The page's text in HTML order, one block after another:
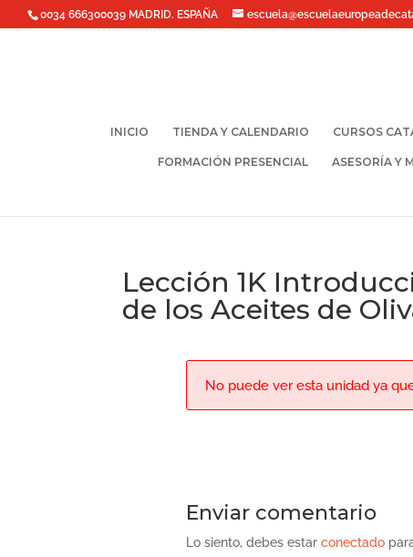
0034 666300039 MADRID. ESPAÑA
INICIO TIENDA Y CALENDARIO CURSOS
FORMACIÓN PRESENCIAL ASESORÍA Y
Lección 1K
de los Aceites de
No puede ver esta unidad ya
Enviar comentario
Lo siento, debes estar conectado